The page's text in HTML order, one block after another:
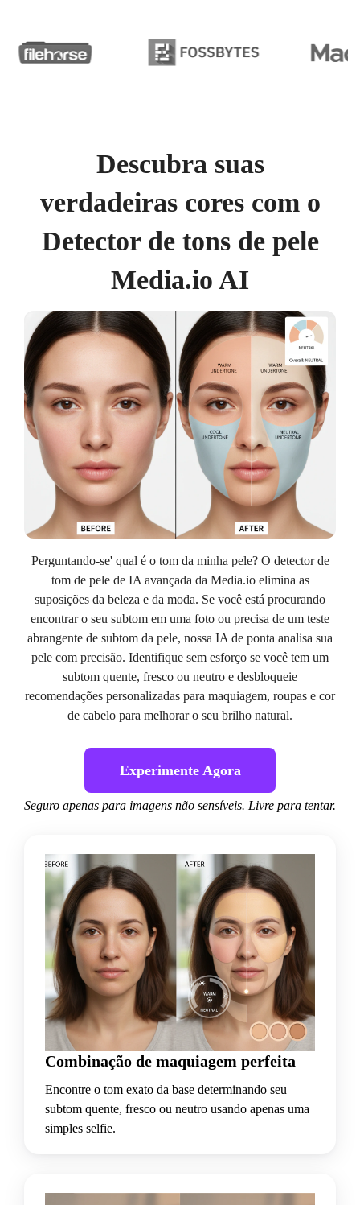
Descubra suas
verdadeiras cores com o
Detector de tons de pele
Media.io AI
Perguntando-se' qual é o tom da minha pele? O detector de
tom de pele de IA avançada da Media.io elimina as
suposições da beleza e da moda. Se você está procurando
encontrar o seu subtom em uma foto ou precisa de um teste
abrangente de subtom da pele, nossa IA de ponta analisa sua
pele com precisão. Identifique sem esforço se você tem um
subtom quente, fresco ou neutro e desbloqueie
recomendações personalizadas para maquiagem, roupas e cor
de cabelo para melhorar o seu brilho natural.
Experimente Agora
Seguro apenas para imagens não sensíveis. Livre para tentar.
Combinação de maquiagem perfeita
Encontre o tom exato da base determinando seu
subtom quente, fresco ou neutro usando apenas uma
simples selfie.